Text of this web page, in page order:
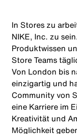
In Stores zu
NIKE, Inc. zu
Produktwissen
Store Teams
Von London bis
einzigartig und
Community von
eine Karriere im
Kreativität und
Möglichkeit